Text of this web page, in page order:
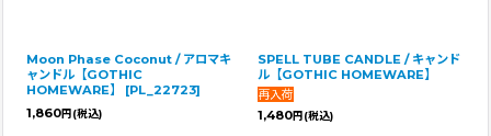
Moon Phase Coconut / アロマキ
ャンドル【GOTHIC
HOMEWARE】
[PL_22723]
1,860円 (税込)
SPELL TUBE CANDLE / キャンド
ル【GOTHIC HOMEWARE】
1,480円 (税込)